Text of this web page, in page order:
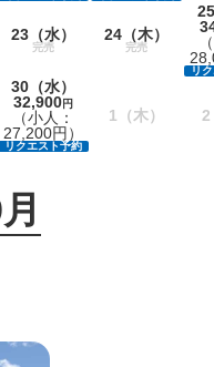
23 （水）
完売
24 （木）
完売
25
リ
30 （水）
32,900円
（小人：
27,200円）
リクエスト予約
1 （木） 2